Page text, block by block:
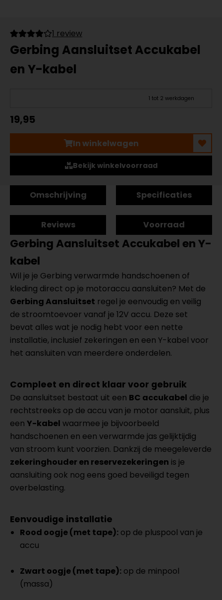
1 review
Gerbing Aansluitset Accukabel
en Y-kabel
1 tot 2 werkdagen
19,95
In winkelwagen
Bekijk winkelvoorraad
Omschrijving Specificaties
Reviews Voorraad
Gerbing Aansluitset Accukabel en Y-
kabel
Wil je je Gerbing verwarmde handschoenen of
kleding direct op je motoraccu aansluiten? Met de
Gerbing Aansluitset regel je eenvoudig en veilig
de stroomtoevoer vanaf je 12V accu. Deze set
bevat alles wat je nodig hebt voor een nette
installatie, inclusief zekeringen en een Y-kabel voor
het aansluiten van meerdere onderdelen.
Compleet en direct klaar voor gebruik
De aansluitset bestaat uit een BC accukabel die je
rechtstreeks op de accu van je motor aansluit, plus
een Y-kabel waarmee je bijvoorbeeld
handschoenen en een verwarmde jas gelijktijdig
van stroom kunt voorzien. Dankzij de meegeleverde
zekeringhouder en reservezekeringen is je
aansluiting ook nog eens goed beveiligd tegen
overbelasting.
Eenvoudige installatie
Rood oogje (met tape): op de pluspool van je
accu
Zwart oogje (met tape): op de minpool
(massa)